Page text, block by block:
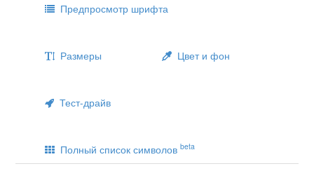
Предпросмотр шрифта
Размеры Цвет и фон
Тест-драйв
Полный список символов beta